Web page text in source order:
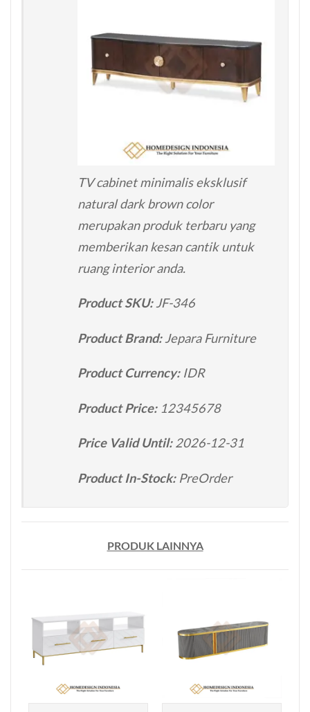
TV cabinet minimalis eksklusif
natural dark brown color
merupakan produk terbaru yang
memberikan kesan cantik untuk
ruang interior anda.
Product SKU:JF-346
Product Brand:Jepara Furniture
Product Currency: IDR
Product Price: 12345678
Price Valid Until:2026-12-31
Product In-Stock: PreOrder
PRODUK LAINNYA